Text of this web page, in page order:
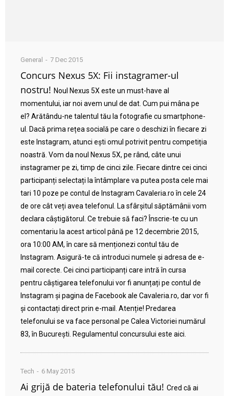
General 7 Dec 2015
Concurs Nexus 5X: Fii instagramer-ul
nostru! Noul Nexus 5X este un must-have al
momentului, iar noi avem unul de dat. Cum pui mâna pe
el? Arătându-ne talentul tău la fotografie cu smartphone-
ul. Dacă prima rețea socială pe care o deschizi în fiecare zi
este Instagram, atunci ești omul potrivit pentru competiția
noastră. Vom da noul Nexus 5X, pe rând, câte unui
instagramer pe zi, timp de cinci zile. Fiecare dintre cei cinci
participanți selectați la întâmplare va putea posta cele mai
tari 10 poze pe contul de Instagram Cavaleria.ro în cele 24
de ore cât veți avea telefonul. La sfârșitul săptămânii vom
declara câștigătorul. Ce trebuie să faci? Înscrie-te cu un
comentariu la acest articol până pe 12 decembrie 2015,
ora 10:00 AM, în care să menționezi contul tău de
Instagram. Asigură-te că introduci numele și adresa de e-
mail corecte. Cei cinci participanți care intră în cursa
pentru câștigarea telefonului vor fi anunțați pe contul de
Instagram și pagina de Facebook ale Cavaleria.ro, dar vor fi
și contactați direct prin e-mail. Atenție! Predarea
telefonului se va face personal pe Calea Victoriei numărul
83, în București. Regulamentul concursului este aici.
Tech 6 May 2015
Ai grijă de bateria telefonului tău! Cred că ai